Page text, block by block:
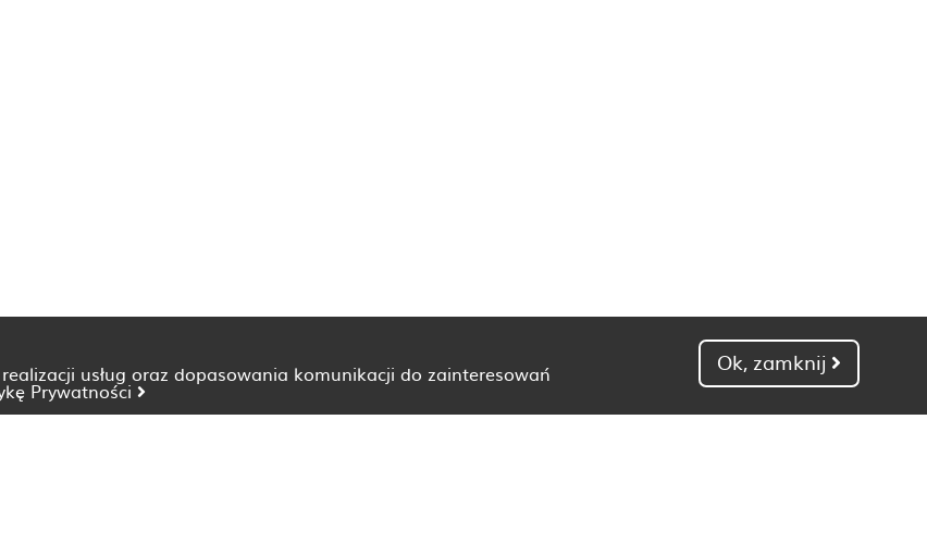
usług oraz dopasowania komunikacji do zainteresowań
Prywatności
Ok, zamknij